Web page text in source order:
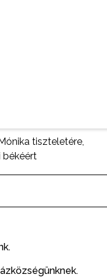
tiszteletére,
békéért